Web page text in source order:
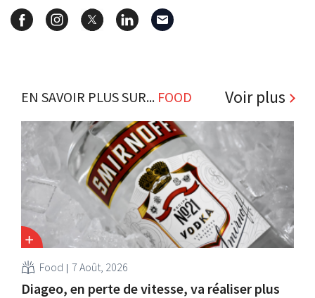
EN SAVOIR PLUS SUR... FOOD Voir plus
Food 7 Août, 2026
Diageo, en perte de vitesse, va réaliser plus